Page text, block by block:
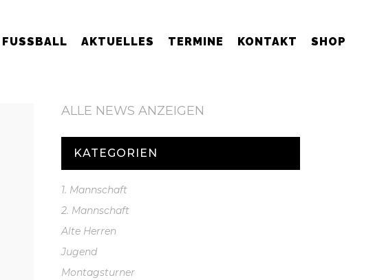
FUSSBALL AKTUELLES TERMINE KONTAKT SHOP
ALLE NEWS ANZEIGEN
KATEGORIEN
1. Mannschaft
2. Mannschaft
Alte Herren
Jugend
Montagsturner